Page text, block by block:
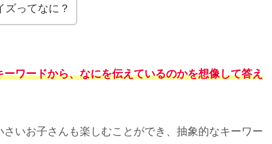
ズってなに？
ーワードから、なにを伝えているのかを想像して答え
いお子さんも楽しむことができ、抽象的なキーワー